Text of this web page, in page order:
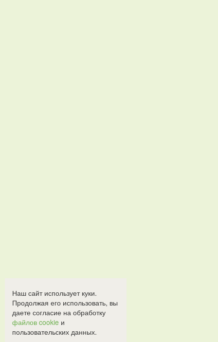
Наш сайт использует куки.
Продолжая его использовать, вы
даете согласие на обработку
файлов cookie и
пользовательских данных.